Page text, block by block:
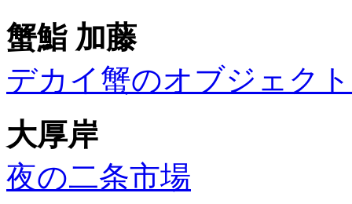
蟹鮨 加藤
デカイ蟹のオブジェク
大厚岸
夜の二条市場